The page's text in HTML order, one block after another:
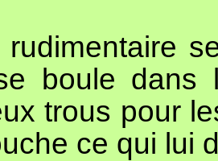
rudimentaire
boule dans
trous pour
ce qui lui